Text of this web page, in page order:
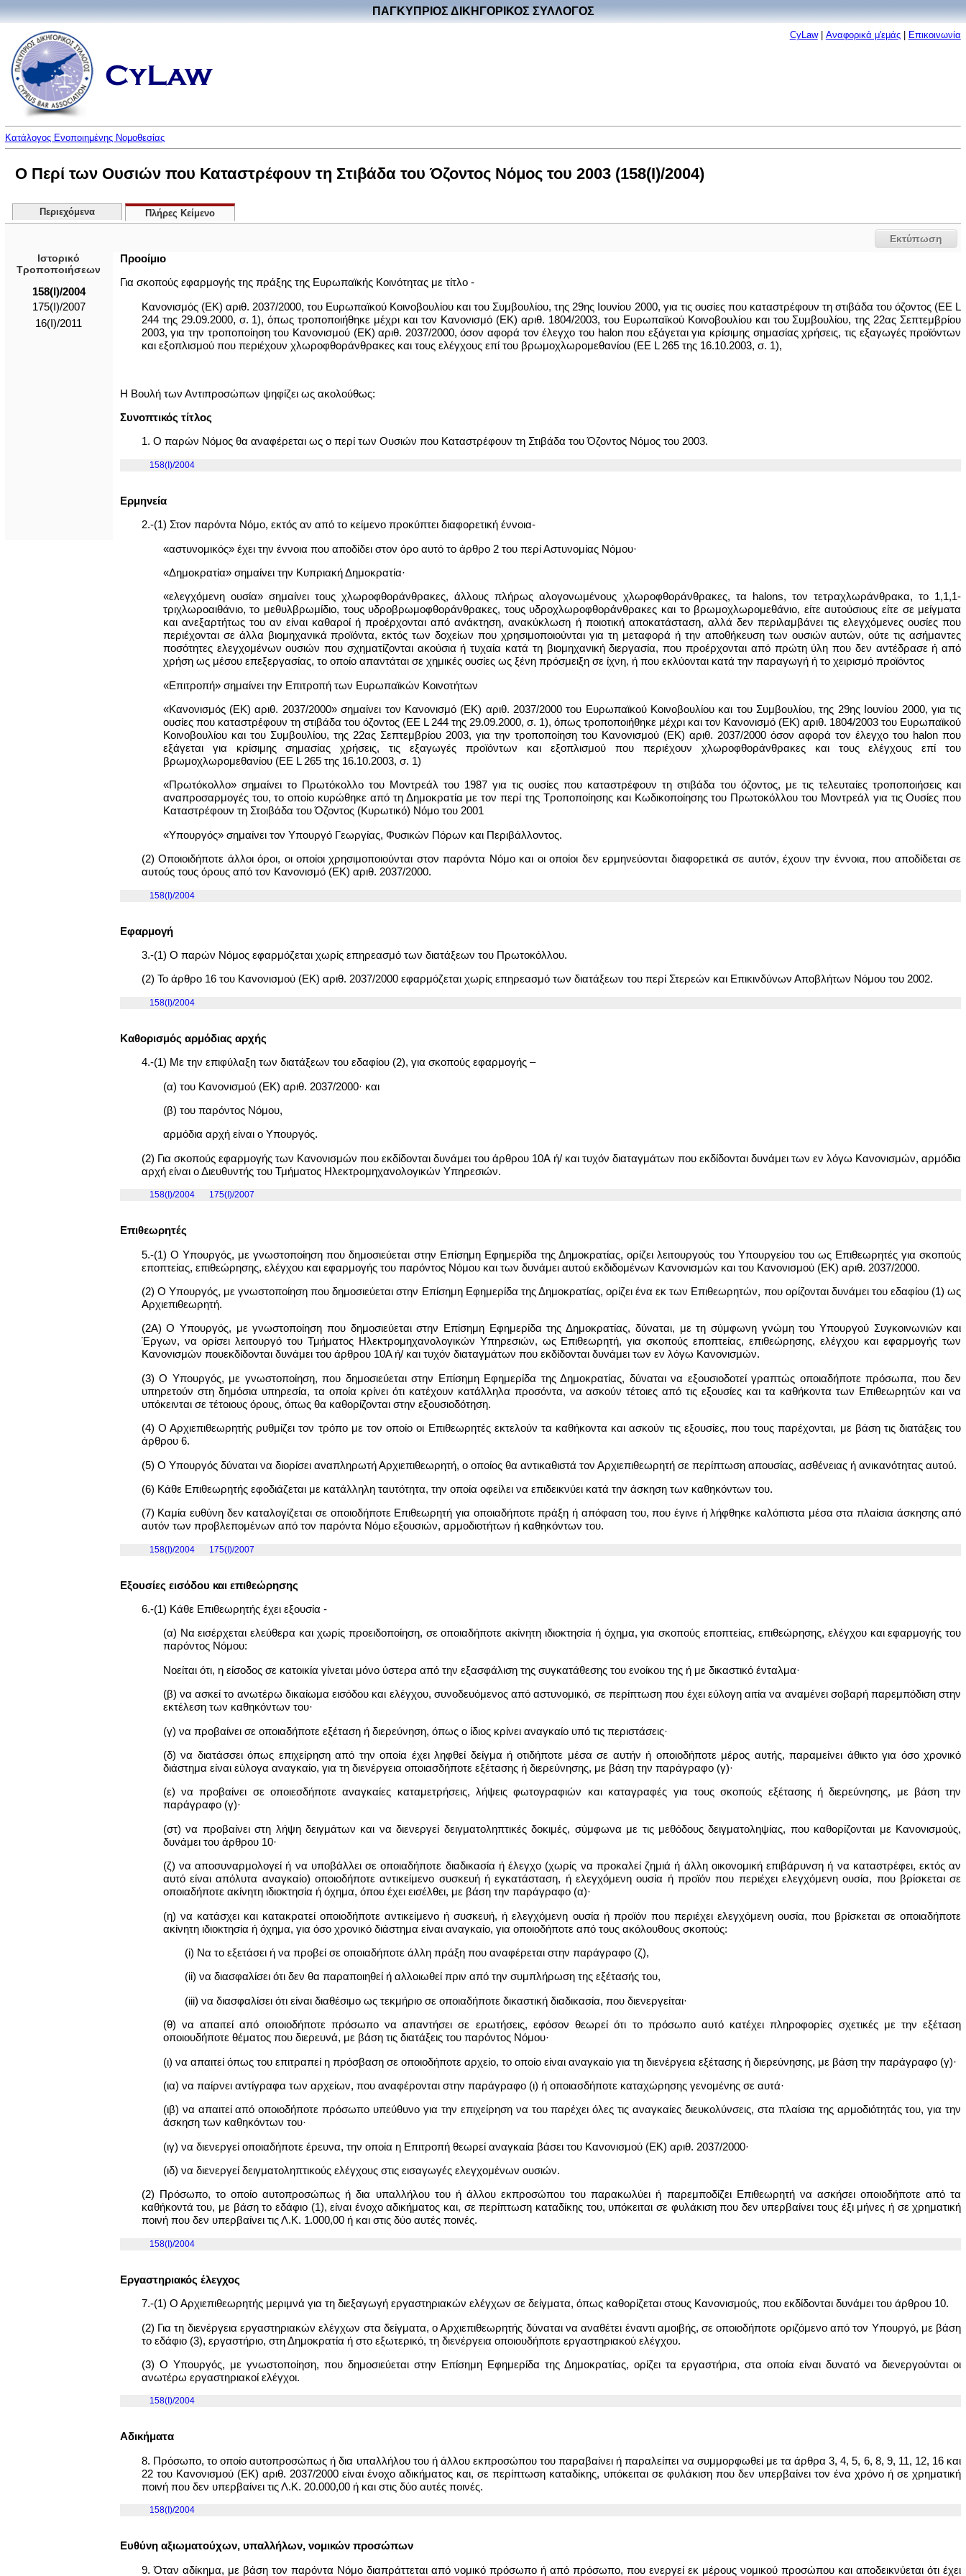
ΠΑΓΚΥΠΡΙΟΣ ΔΙΚΗΓΟΡΙΚΟΣ ΣΥΛΛΟΓΟΣ
CyLaw| Αναφορικά μ'εμάς| Επικοινωνία
Κατάλογος Ενοποιημένης Νομοθεσίας
Ο Περί των Ουσιών που Καταστρέφουν τη Στιβάδα του Όζοντος Νόμος του 2003 (158(I)/2004)
Περιεχόμενα Πλήρες Κείμενο
Εκτύπωση
Ιστορικό
Τροποποιήσεων
158(I)/2004
175(I)/2007
16(I)/2011
Προοίμιο
Για σκοπούς εφαρμογής της πράξης της Ευρωπαϊκής Κοινότητας με τίτλο -
Κανονισμός (ΕΚ) αριθ. 2037/2000, του Ευρωπαϊκού Κοινοβουλίου και του Συμβουλίου, της 29ης Ιουνίου 2000, για τις ουσίες που καταστρέφουν τη στιβάδα του όζοντος (ΕΕ L
244 της 29.09.2000, σ. 1), όπως τροποποιήθηκε μέχρι και τον Κανονισμό (ΕΚ) αριθ. 1804/2003, του Ευρωπαϊκού Κοινοβουλίου και του Συμβουλίου, της 22ας Σεπτεμβρίου
2003, για την τροποποίηση του Κανονισμού (ΕΚ) αριθ. 2037/2000, όσον αφορά τον έλεγχο του halon που εξάγεται για κρίσιμης σημασίας χρήσεις, τις εξαγωγές προϊόντων
και εξοπλισμού που περιέχουν χλωροφθοράνθρακες και τους ελέγχους επί του βρωμοχλωρομεθανίου (ΕΕ L 265 της 16.10.2003, σ. 1),
Η Βουλή των Αντιπροσώπων ψηφίζει ως ακολούθως:
Συνοπτικός τίτλος
1. Ο παρών Νόμος θα αναφέρεται ως ο περί των Ουσιών που Καταστρέφουν τη Στιβάδα του Όζοντος Νόμος του 2003.
158(I)/2004
Ερμηνεία
2.-(1) Στον παρόντα Νόμο, εκτός αν από το κείμενο προκύπτει διαφορετική έννοια-
«αστυνομικός» έχει την έννοια που αποδίδει στον όρο αυτό το άρθρο 2 του περί Αστυνομίας Νόμου·
«Δημοκρατία» σημαίνει την Κυπριακή Δημοκρατία·
«ελεγχόμενη ουσία» σημαίνει τους χλωροφθοράνθρακες, άλλους πλήρως αλογονωμένους χλωροφθοράνθρακες, τα halons, τον τετραχλωράνθρακα, το 1,1,1-
τριχλωροαιθάνιο, το μεθυλβρωμίδιο, τους υδροβρωμοφθοράνθρακες, τους υδροχλωροφθοράνθρακες και το βρωμοχλωρομεθάνιο, είτε αυτούσιους είτε σε μείγματα
και ανεξαρτήτως του αν είναι καθαροί ή προέρχονται από ανάκτηση, ανακύκλωση ή ποιοτική αποκατάσταση, αλλά δεν περιλαμβάνει τις ελεγχόμενες ουσίες που
περιέχονται σε άλλα βιομηχανικά προϊόντα, εκτός των δοχείων που χρησιμοποιούνται για τη μεταφορά ή την αποθήκευση των ουσιών αυτών, ούτε τις ασήμαντες
ποσότητες ελεγχομένων ουσιών που σχηματίζονται ακούσια ή τυχαία κατά τη βιομηχανική διεργασία, που προέρχονται από πρώτη ύλη που δεν αντέδρασε ή από
χρήση ως μέσου επεξεργασίας, το οποίο απαντάται σε χημικές ουσίες ως ξένη πρόσμειξη σε ίχνη, ή που εκλύονται κατά την παραγωγή ή το χειρισμό προϊόντος
«Επιτροπή» σημαίνει την Επιτροπή των Ευρωπαϊκών Κοινοτήτων
«Κανονισμός (ΕΚ) αριθ. 2037/2000» σημαίνει τον Κανονισμό (ΕΚ) αριθ. 2037/2000 του Ευρωπαϊκού Κοινοβουλίου και του Συμβουλίου, της 29ης Ιουνίου 2000, για τις
ουσίες που καταστρέφουν τη στιβάδα του όζοντος (ΕΕ L 244 της 29.09.2000, σ. 1), όπως τροποποιήθηκε μέχρι και τον Κανονισμό (ΕΚ) αριθ. 1804/2003 του Ευρωπαϊκού
Κοινοβουλίου και του Συμβουλίου, της 22ας Σεπτεμβρίου 2003, για την τροποποίηση του Κανονισμού (ΕΚ) αριθ. 2037/2000 όσον αφορά τον έλεγχο του halon που
εξάγεται για κρίσιμης σημασίας χρήσεις, τις εξαγωγές προϊόντων και εξοπλισμού που περιέχουν χλωροφθοράνθρακες και τους ελέγχους επί του
βρωμοχλωρομεθανίου (ΕΕ L 265 της 16.10.2003, σ. 1)
«Πρωτόκολλο» σημαίνει το Πρωτόκολλο του Μοντρεάλ του 1987 για τις ουσίες που καταστρέφουν τη στιβάδα του όζοντος, με τις τελευταίες τροποποιήσεις και
αναπροσαρμογές του, το οποίο κυρώθηκε από τη Δημοκρατία με τον περί της Τροποποίησης και Κωδικοποίησης του Πρωτοκόλλου του Μοντρεάλ για τις Ουσίες που
Καταστρέφουν τη Στοιβάδα του Όζοντος (Κυρωτικό) Νόμο του 2001
«Υπουργός» σημαίνει τον Υπουργό Γεωργίας, Φυσικών Πόρων και Περιβάλλοντος.
(2) Οποιοιδήποτε άλλοι όροι, οι οποίοι χρησιμοποιούνται στον παρόντα Νόμο και οι οποίοι δεν ερμηνεύονται διαφορετικά σε αυτόν, έχουν την έννοια, που αποδίδεται σε
αυτούς τους όρους από τον Κανονισμό (ΕΚ) αριθ. 2037/2000.
158(I)/2004
Εφαρμογή
3.-(1) Ο παρών Νόμος εφαρμόζεται χωρίς επηρεασμό των διατάξεων του Πρωτοκόλλου.
(2) Το άρθρο 16 του Κανονισμού (ΕΚ) αριθ. 2037/2000 εφαρμόζεται χωρίς επηρεασμό των διατάξεων του περί Στερεών και Επικινδύνων Αποβλήτων Νόμου του 2002.
158(I)/2004
Καθορισμός αρμόδιας αρχής
4.-(1) Με την επιφύλαξη των διατάξεων του εδαφίου (2), για σκοπούς εφαρμογής –
(α) του Κανονισμού (ΕΚ) αριθ. 2037/2000· και
(β) του παρόντος Νόμου,
αρμόδια αρχή είναι ο Υπουργός.
(2) Για σκοπούς εφαρμογής των Κανονισμών που εκδίδονται δυνάμει του άρθρου 10Α ή/ και τυχόν διαταγμάτων που εκδίδονται δυνάμει των εν λόγω Κανονισμών, αρμόδια
αρχή είναι ο Διευθυντής του Τμήματος Ηλεκτρομηχανολογικών Υπηρεσιών.
158(I)/2004 175(I)/2007
Επιθεωρητές
5.-(1) Ο Υπουργός, με γνωστοποίηση που δημοσιεύεται στην Επίσημη Εφημερίδα της Δημοκρατίας, ορίζει λειτουργούς του Υπουργείου του ως Επιθεωρητές για σκοπούς
εποπτείας, επιθεώρησης, ελέγχου και εφαρμογής του παρόντος Νόμου και των δυνάμει αυτού εκδιδομένων Κανονισμών και του Κανονισμού (ΕΚ) αριθ. 2037/2000.
(2) Ο Υπουργός, με γνωστοποίηση που δημοσιεύεται στην Επίσημη Εφημερίδα της Δημοκρατίας, ορίζει ένα εκ των Επιθεωρητών, που ορίζονται δυνάμει του εδαφίου (1) ως
Αρχιεπιθεωρητή.
(2Α) Ο Υπουργός, με γνωστοποίηση που δημοσιεύεται στην Επίσημη Εφημερίδα της Δημοκρατίας, δύναται, με τη σύμφωνη γνώμη του Υπουργού Συγκοινωνιών και
Έργων, να ορίσει λειτουργό του Τμήματος Ηλεκτρομηχανολογικών Υπηρεσιών, ως Επιθεωρητή, για σκοπούς εποπτείας, επιθεώρησης, ελέγχου και εφαρμογής των
Κανονισμών πουεκδίδονται δυνάμει του άρθρου 10Α ή/ και τυχόν διαταγμάτων που εκδίδονται δυνάμει των εν λόγω Κανονισμών.
(3) Ο Υπουργός, με γνωστοποίηση, που δημοσιεύεται στην Επίσημη Εφημερίδα της Δημοκρατίας, δύναται να εξουσιοδοτεί γραπτώς οποιαδήποτε πρόσωπα, που δεν
υπηρετούν στη δημόσια υπηρεσία, τα οποία κρίνει ότι κατέχουν κατάλληλα προσόντα, να ασκούν τέτοιες από τις εξουσίες και τα καθήκοντα των Επιθεωρητών και να
υπόκεινται σε τέτοιους όρους, όπως θα καθορίζονται στην εξουσιοδότηση.
(4) Ο Αρχιεπιθεωρητής ρυθμίζει τον τρόπο με τον οποίο οι Επιθεωρητές εκτελούν τα καθήκοντα και ασκούν τις εξουσίες, που τους παρέχονται, με βάση τις διατάξεις του
άρθρου 6.
(5) Ο Υπουργός δύναται να διορίσει αναπληρωτή Αρχιεπιθεωρητή, ο οποίος θα αντικαθιστά τον Αρχιεπιθεωρητή σε περίπτωση απουσίας, ασθένειας ή ανικανότητας αυτού.
(6) Κάθε Επιθεωρητής εφοδιάζεται με κατάλληλη ταυτότητα, την οποία οφείλει να επιδεικνύει κατά την άσκηση των καθηκόντων του.
(7) Καμία ευθύνη δεν καταλογίζεται σε οποιοδήποτε Επιθεωρητή για οποιαδήποτε πράξη ή απόφαση του, που έγινε ή λήφθηκε καλόπιστα μέσα στα πλαίσια άσκησης από
αυτόν των προβλεπομένων από τον παρόντα Νόμο εξουσιών, αρμοδιοτήτων ή καθηκόντων του.
158(I)/2004 175(I)/2007
Εξουσίες εισόδου και επιθεώρησης
6.-(1) Κάθε Επιθεωρητής έχει εξουσία -
(α) Να εισέρχεται ελεύθερα και χωρίς προειδοποίηση, σε οποιαδήποτε ακίνητη ιδιοκτησία ή όχημα, για σκοπούς εποπτείας, επιθεώρησης, ελέγχου και εφαρμογής του
παρόντος Νόμου:
Νοείται ότι, η είσοδος σε κατοικία γίνεται μόνο ύστερα από την εξασφάλιση της συγκατάθεσης του ενοίκου της ή με δικαστικό ένταλμα·
(β) να ασκεί το ανωτέρω δικαίωμα εισόδου και ελέγχου, συνοδευόμενος από αστυνομικό, σε περίπτωση που έχει εύλογη αιτία να αναμένει σοβαρή παρεμπόδιση στην
εκτέλεση των καθηκόντων του·
(γ) να προβαίνει σε οποιαδήποτε εξέταση ή διερεύνηση, όπως ο ίδιος κρίνει αναγκαίο υπό τις περιστάσεις·
(δ) να διατάσσει όπως επιχείρηση από την οποία έχει ληφθεί δείγμα ή οτιδήποτε μέσα σε αυτήν ή οποιοδήποτε μέρος αυτής, παραμείνει άθικτο για όσο χρονικό
διάστημα είναι εύλογα αναγκαίο, για τη διενέργεια οποιασδήποτε εξέτασης ή διερεύνησης, με βάση την παράγραφο (γ)·
(ε) να προβαίνει σε οποιεσδήποτε αναγκαίες καταμετρήσεις, λήψεις φωτογραφιών και καταγραφές για τους σκοπούς εξέτασης ή διερεύνησης, με βάση την
παράγραφο (γ)·
(στ) να προβαίνει στη λήψη δειγμάτων και να διενεργεί δειγματοληπτικές δοκιμές, σύμφωνα με τις μεθόδους δειγματοληψίας, που καθορίζονται με Κανονισμούς,
δυνάμει του άρθρου 10·
(ζ) να αποσυναρμολογεί ή να υποβάλλει σε οποιαδήποτε διαδικασία ή έλεγχο (χωρίς να προκαλεί ζημιά ή άλλη οικονομική επιβάρυνση ή να καταστρέφει, εκτός αν
αυτό είναι απόλυτα αναγκαίο) οποιοδήποτε αντικείμενο συσκευή ή εγκατάσταση, ή ελεγχόμενη ουσία ή προϊόν που περιέχει ελεγχόμενη ουσία, που βρίσκεται σε
οποιαδήποτε ακίνητη ιδιοκτησία ή όχημα, όπου έχει εισέλθει, με βάση την παράγραφο (α)·
(η) να κατάσχει και κατακρατεί οποιοδήποτε αντικείμενο ή συσκευή, ή ελεγχόμενη ουσία ή προϊόν που περιέχει ελεγχόμενη ουσία, που βρίσκεται σε οποιαδήποτε
ακίνητη ιδιοκτησία ή όχημα, για όσο χρονικό διάστημα είναι αναγκαίο, για οποιοδήποτε από τους ακόλουθους σκοπούς:
(i) Να το εξετάσει ή να προβεί σε οποιαδήποτε άλλη πράξη που αναφέρεται στην παράγραφο (ζ),
(ii) να διασφαλίσει ότι δεν θα παραποιηθεί ή αλλοιωθεί πριν από την συμπλήρωση της εξέτασής του,
(iii) να διασφαλίσει ότι είναι διαθέσιμο ως τεκμήριο σε οποιαδήποτε δικαστική διαδικασία, που διενεργείται·
(θ) να απαιτεί από οποιοδήποτε πρόσωπο να απαντήσει σε ερωτήσεις, εφόσον θεωρεί ότι το πρόσωπο αυτό κατέχει πληροφορίες σχετικές με την εξέταση
οποιουδήποτε θέματος που διερευνά, με βάση τις διατάξεις του παρόντος Νόμου·
(ι) να απαιτεί όπως του επιτραπεί η πρόσβαση σε οποιοδήποτε αρχείο, το οποίο είναι αναγκαίο για τη διενέργεια εξέτασης ή διερεύνησης, με βάση την παράγραφο (γ)·
(ια) να παίρνει αντίγραφα των αρχείων, που αναφέρονται στην παράγραφο (ι) ή οποιασδήποτε καταχώρησης γενομένης σε αυτά·
(ιβ) να απαιτεί από οποιοδήποτε πρόσωπο υπεύθυνο για την επιχείρηση να του παρέχει όλες τις αναγκαίες διευκολύνσεις, στα πλαίσια της αρμοδιότητάς του, για την
άσκηση των καθηκόντων του·
(ιγ) να διενεργεί οποιαδήποτε έρευνα, την οποία η Επιτροπή θεωρεί αναγκαία βάσει του Κανονισμού (ΕΚ) αριθ. 2037/2000·
(ιδ) να διενεργεί δειγματοληπτικούς ελέγχους στις εισαγωγές ελεγχομένων ουσιών.
(2) Πρόσωπο, το οποίο αυτοπροσώπως ή δια υπαλλήλου του ή άλλου εκπροσώπου του παρακωλύει ή παρεμποδίζει Επιθεωρητή να ασκήσει οποιοδήποτε από τα
καθήκοντά του, με βάση το εδάφιο (1), είναι ένοχο αδικήματος και, σε περίπτωση καταδίκης του, υπόκειται σε φυλάκιση που δεν υπερβαίνει τους έξι μήνες ή σε χρηματική
ποινή που δεν υπερβαίνει τις Λ.Κ. 1.000,00 ή και στις δύο αυτές ποινές.
158(I)/2004
Εργαστηριακός έλεγχος
7.-(1) Ο Αρχιεπιθεωρητής μεριμνά για τη διεξαγωγή εργαστηριακών ελέγχων σε δείγματα, όπως καθορίζεται στους Κανονισμούς, που εκδίδονται δυνάμει του άρθρου 10.
(2) Για τη διενέργεια εργαστηριακών ελέγχων στα δείγματα, ο Αρχιεπιθεωρητής δύναται να αναθέτει έναντι αμοιβής, σε οποιοδήποτε οριζόμενο από τον Υπουργό, με βάση
το εδάφιο (3), εργαστήριο, στη Δημοκρατία ή στο εξωτερικό, τη διενέργεια οποιουδήποτε εργαστηριακού ελέγχου.
(3) Ο Υπουργός, με γνωστοποίηση, που δημοσιεύεται στην Επίσημη Εφημερίδα της Δημοκρατίας, ορίζει τα εργαστήρια, στα οποία είναι δυνατό να διενεργούνται οι
ανωτέρω εργαστηριακοί ελέγχοι.
158(I)/2004
Αδικήματα
8. Πρόσωπο, το οποίο αυτοπροσώπως ή δια υπαλλήλου του ή άλλου εκπροσώπου του παραβαίνει ή παραλείπει να συμμορφωθεί με τα άρθρα 3, 4, 5, 6, 8, 9, 11, 12, 16 και
22 του Κανονισμού (ΕΚ) αριθ. 2037/2000 είναι ένοχο αδικήματος και, σε περίπτωση καταδίκης, υπόκειται σε φυλάκιση που δεν υπερβαίνει τον ένα χρόνο ή σε χρηματική
ποινή που δεν υπερβαίνει τις Λ.Κ. 20.000,00 ή και στις δύο αυτές ποινές.
158(I)/2004
Ευθύνη αξιωματούχων, υπαλλήλων, νομικών προσώπων
9. Όταν αδίκημα, με βάση τον παρόντα Νόμο διαπράττεται από νομικό πρόσωπο ή από πρόσωπο, που ενεργεί εκ μέρους νομικού προσώπου και αποδεικνύεται ότι έχει